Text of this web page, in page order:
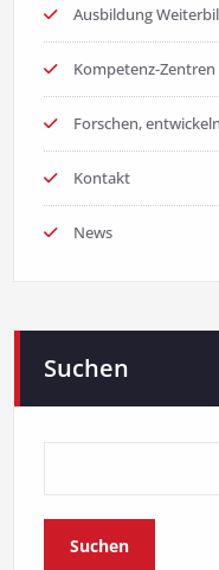
Ausbildung
Kompetenz-Zentren
Forschen,
Kontakt
News
Suchen
Suchen